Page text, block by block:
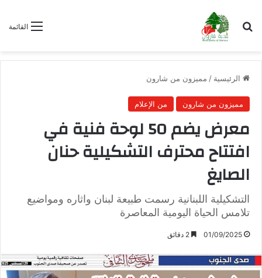
القائمة بحث عن
الرئيسية / مميزون من شارون
مميزون من شارون من الإعلام
معرض يضم 50 لوحة فنية في
افتتاح محترف التشكيلية حنان
الصايغ
التشكيلية اللبنانية رسمت طبيعة لبنان واثاره ومواضيع
تلامس الحياة اليومية المعاصرة
01/09/2025